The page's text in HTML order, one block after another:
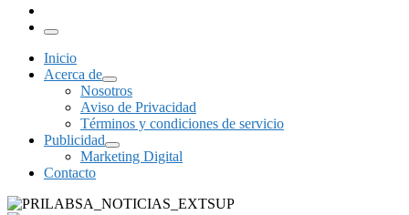
Menú
Inicio
Acerca de
Nosotros
Aviso de Privacidad
Términos y condiciones de servicio
Publicidad
Marketing Digital
Contacto